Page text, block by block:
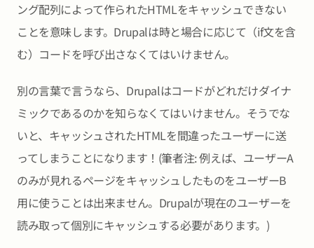
ング配列によって作られたHTMLをキャッシュできない
ことを意味します。Drupalは時と場合に応じて（if文を含
む）コードを呼び出さなくてはいけません。
別の言葉で言うなら、Drupalはコードがどれだけダイナ
ミックであるのかを知らなくてはいけません。そうでな
いと、キャッシュされたHTMLを間違ったユーザーに送
ってしまうことになります！(筆者注: 例えば、ユーザーA
のみが見れるページをキャッシュしたものをユーザーB
用に使うことは出来ません。Drupalが現在のユーザーを
読み取って個別にキャッシュする必要があります。)